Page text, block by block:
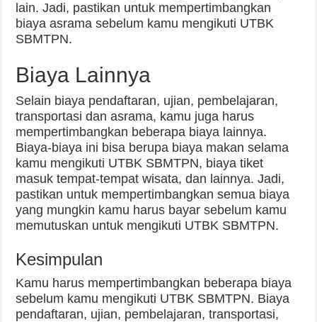
lain. Jadi, pastikan untuk mempertimbangkan
biaya asrama sebelum kamu mengikuti UTBK
SBMTPN.
Biaya Lainnya
Selain biaya pendaftaran, ujian, pembelajaran,
transportasi dan asrama, kamu juga harus
mempertimbangkan beberapa biaya lainnya.
Biaya-biaya ini bisa berupa biaya makan selama
kamu mengikuti UTBK SBMTPN, biaya tiket
masuk tempat-tempat wisata, dan lainnya. Jadi,
pastikan untuk mempertimbangkan semua biaya
yang mungkin kamu harus bayar sebelum kamu
memutuskan untuk mengikuti UTBK SBMTPN.
Kesimpulan
Kamu harus mempertimbangkan beberapa biaya
sebelum kamu mengikuti UTBK SBMTPN. Biaya
pendaftaran, ujian, pembelajaran, transportasi,